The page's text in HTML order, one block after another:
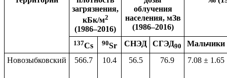
загрязнения,
кБк/м2
(1986–2016)
облучения
населения, мЗв
(1986–2016)
137Cs 90Sr СНЭД СГЭД90
Мальчики
Новозыбковский
566.7 10.4 56.5 76.9 7.08 ± 1.65